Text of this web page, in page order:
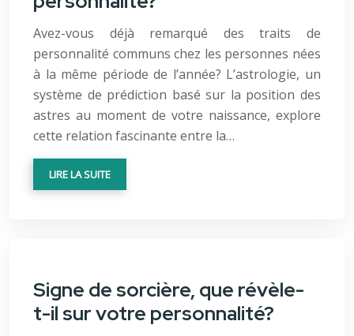
Avez-vous déjà remarqué des traits de
personnalité communs chez les personnes nées
à la même période de l’année? L’astrologie, un
système de prédiction basé sur la position des
astres au moment de votre naissance, explore
cette relation fascinante entre la…
LIRE LA SUITE
Signe de sorcière, que révèle-
t-il sur votre personnalité?